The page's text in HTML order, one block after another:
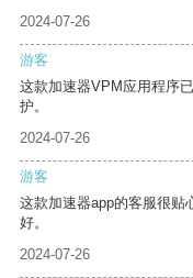
2024-07-26
游客
这款加速器VPM应用程序
护。
2024-07-26
游客
这款加速器app的客服很贴
好。
2024-07-26